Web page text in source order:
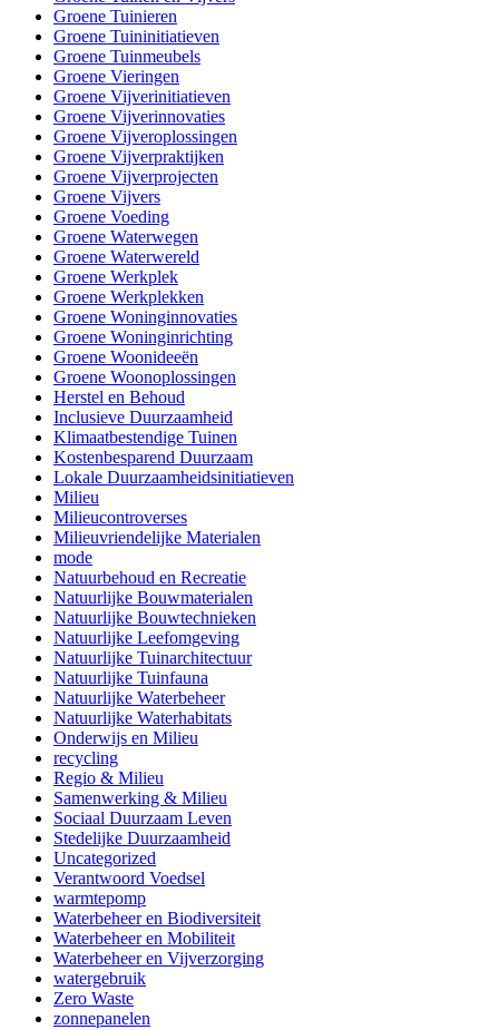
Groene Tuinieren
Groene Tuininitiatieven
Groene Tuinmeubels
Groene Vieringen
Groene Vijverinitiatieven
Groene Vijverinnovaties
Groene Vijveroplossingen
Groene Vijverpraktijken
Groene Vijverprojecten
Groene Vijvers
Groene Voeding
Groene Waterwegen
Groene Waterwereld
Groene Werkplek
Groene Werkplekken
Groene Woninginnovaties
Groene Woninginrichting
Groene Woonideeën
Groene Woonoplossingen
Herstel en Behoud
Inclusieve Duurzaamheid
Klimaatbestendige Tuinen
Kostenbesparend Duurzaam
Lokale Duurzaamheidsinitiatieven
Milieu
Milieucontroverses
Milieuvriendelijke Materialen
mode
Natuurbehoud en Recreatie
Natuurlijke Bouwmaterialen
Natuurlijke Bouwtechnieken
Natuurlijke Leefomgeving
Natuurlijke Tuinarchitectuur
Natuurlijke Tuinfauna
Natuurlijke Waterbeheer
Natuurlijke Waterhabitats
Onderwijs en Milieu
recycling
Regio & Milieu
Samenwerking & Milieu
Sociaal Duurzaam Leven
Stedelijke Duurzaamheid
Uncategorized
Verantwoord Voedsel
warmtepomp
Waterbeheer en Biodiversiteit
Waterbeheer en Mobiliteit
Waterbeheer en Vijverzorging
watergebruik
Zero Waste
zonnepanelen